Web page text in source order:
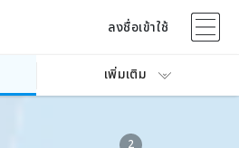
ลงชื่อเข้าใช้
เพิ่มเติม
2